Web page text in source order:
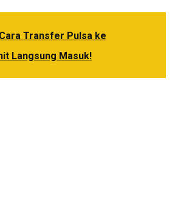
Transfer Pulsa ke
Langsung Masuk!